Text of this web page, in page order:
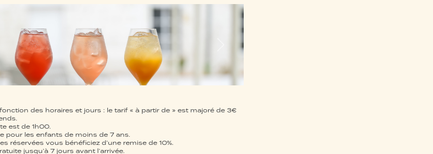
des horaires et jours : le tarif « à partir de » est majoré de 3€
est de 1h00.
pour les enfants de moins de 7 ans.
réservées vous bénéficiez d’une remise de 10%.
jusqu’à 7 jours avant l’arrivée.